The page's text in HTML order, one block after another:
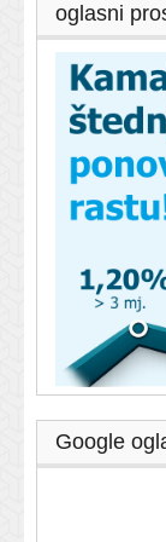
oglasni
Google